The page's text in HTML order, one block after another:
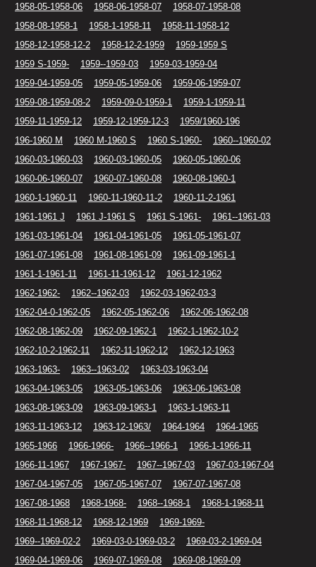
1958-05-1958-06
1958-06-1958-07
1958-07-1958-08
1958-08-1958-1
1958-1-1958-11
1958-11-1958-12
1958-12-1958-12-2
1958-12-2-1959
1959-1959 S
1959 S-1959-
1959--1959-03
1959-03-1959-04
1959-04-1959-05
1959-05-1959-06
1959-06-1959-07
1959-08-1959-08-2
1959-09-0-1959-1
1959-1-1959-11
1959-11-1959-12
1959-12-1959-12-3
1959/1960-196
196-1960 M
1960 M-1960 S 1960 S-1960-
1960--1960-02
1960-03-1960-03
1960-03-1960-05
1960-05-1960-06
1960-06-1960-07
1960-07-1960-08
1960-08-1960-1
1960-1-1960-11
1960-11-1960-11-2
1960-11-2-1961
1961-1961 J
1961 J-1961 S 1961 S-1961-
1961--1961-03
1961-03-1961-04
1961-04-1961-05
1961-05-1961-07
1961-07-1961-08
1961-08-1961-09
1961-09-1961-1
1961-1-1961-11
1961-11-1961-12
1961-12-1962
1962-1962-
1962--1962-03
1962-03-1962-03-3
1962-04-0-1962-05
1962-05-1962-06
1962-06-1962-08
1962-08-1962-09
1962-09-1962-1
1962-1-1962-10-2
1962-10-2-1962-11
1962-11-1962-12
1962-12-1963
1963-1963-
1963--1963-02
1963-03-1963-04
1963-04-1963-05
1963-05-1963-06
1963-06-1963-08
1963-08-1963-09
1963-09-1963-1
1963-1-1963-11
1963-11-1963-12
1963-12-1963/ 1964-1964
1964-1965
1965-1966
1966-1966- 1966--1966-1
1966-1-1966-11
1966-11-1967
1967-1967- 1967--1967-03
1967-03-1967-04
1967-04-1967-05
1967-05-1967-07
1967-07-1967-08
1967-08-1968
1968-1968- 1968--1968-1
1968-1-1968-11
1968-11-1968-12
1968-12-1969
1969-1969-
1969--1969-02-2
1969-03-0-1969-03-2
1969-03-2-1969-04
1969-04-1969-06
1969-07-1969-08
1969-08-1969-09